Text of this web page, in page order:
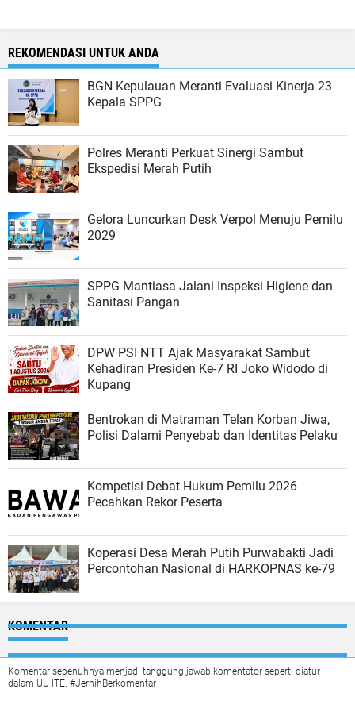
REKOMENDASI UNTUK ANDA
BGN Kepulauan Meranti Evaluasi Kinerja 23
Kepala SPPG
Polres Meranti Perkuat Sinergi Sambut
Ekspedisi Merah Putih
Gelora Luncurkan Desk Verpol Menuju Pemilu
2029
SPPG Mantiasa Jalani Inspeksi Higiene dan
Sanitasi Pangan
DPW PSI NTT Ajak Masyarakat Sambut
Kehadiran Presiden Ke-7 RI Joko Widodo di
Kupang
Bentrokan di Matraman Telan Korban Jiwa,
Polisi Dalami Penyebab dan Identitas Pelaku
Kompetisi Debat Hukum Pemilu 2026
Pecahkan Rekor Peserta
Koperasi Desa Merah Putih Purwabakti Jadi
Percontohan Nasional di HARKOPNAS ke-79
KOMENTAR
Komentar sepenuhnya menjadi tanggung jawab komentator seperti diatur
dalam UU ITE. #JernihBerkomentar